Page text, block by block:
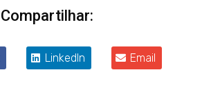
Compartilhar:
LinkedIn Email